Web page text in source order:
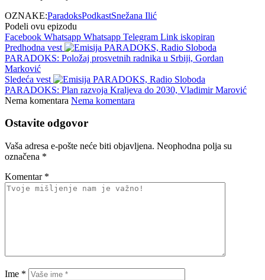
OZNAKE:ParadoksPodkastSnežana Ilić
Podeli ovu epizodu
Facebook Whatsapp Whatsapp Telegram Link iskopiran
Predhodna vest
PARADOKS: Položaj prosvetnih radnika u Srbiji, Gordan
Marković
Sledeća vest
PARADOKS: Plan razvoja Kraljeva do 2030, Vladimir Marović
Nema komentara Nema komentara
Ostavite odgovor
Vaša adresa e-pošte neće biti objavljena. Neophodna polja su
označena *
Komentar *
Ime *